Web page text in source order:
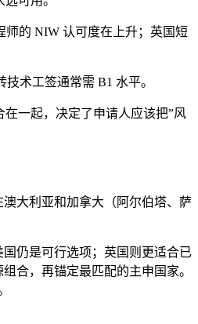
师的 NIW 认可度在上升；英国短
术工签通常需 B1 水平。
一起，决定了申请人应该把”风
大利亚和加拿大（阿尔伯塔、萨
仍是可行选项；英国则更适合已
合，再锚定最匹配的主申国家。